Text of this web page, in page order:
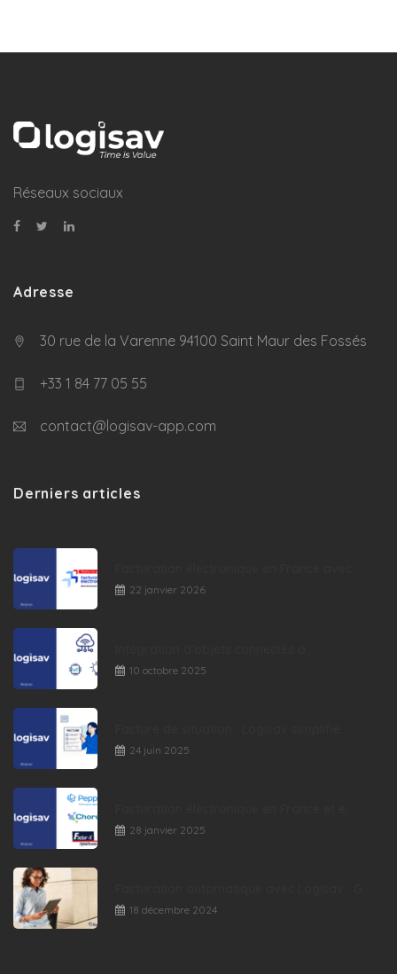
Réseaux sociaux
Adresse
30 rue de la Varenne 94100 Saint Maur des Fossés
+33 1 84 77 05 55
contact@logisav-app.com
Derniers articles
22 janvier 2026
10 octobre 2025
24 juin 2025
28 janvier 2025
18 décembre 2024